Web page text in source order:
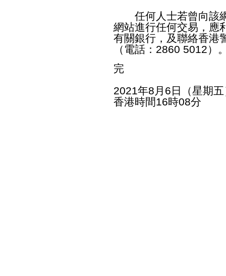
任何人士若曾向該網
網站進行任何交易，應
有關銀行，及聯絡香港
（電話：2860 5012）
完
2021年8月6日（星期
香港時間16時08分